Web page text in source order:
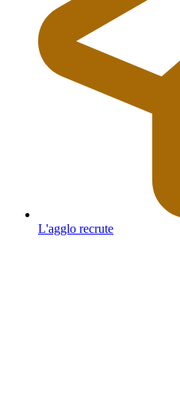
L'agglo recrute